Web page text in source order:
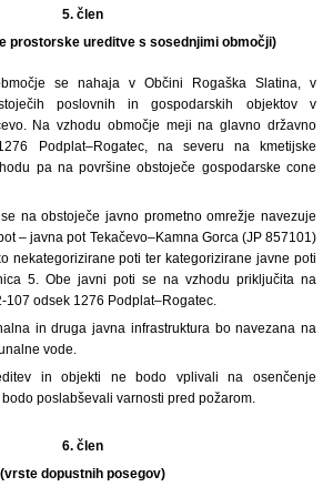
5. člen
prostorske ureditve s sosednjimi območji)
se nahaja v Občini Rogaška Slatina, v
poslovnih in gospodarskih objektov v
Na vzhodu območje meji na glavno državno
Podplat–Rogatec, na severu na kmetijske
pa na površine obstoječe gospodarske cone
na obstoječe javno prometno omrežje navezuje
– javna pot Tekačevo–Kamna Gorca (JP 857101)
nekategorizirane poti ter kategorizirane javne poti
5. Obe javni poti se na vzhodu priključita na
107 odsek 1276 Podplat–Rogatec.
in druga javna infrastruktura bo navezana na
vode.
in objekti ne bodo vplivali na osenčenje
poslabševali varnosti pred požarom.
6. člen
(vrste dopustnih posegov)